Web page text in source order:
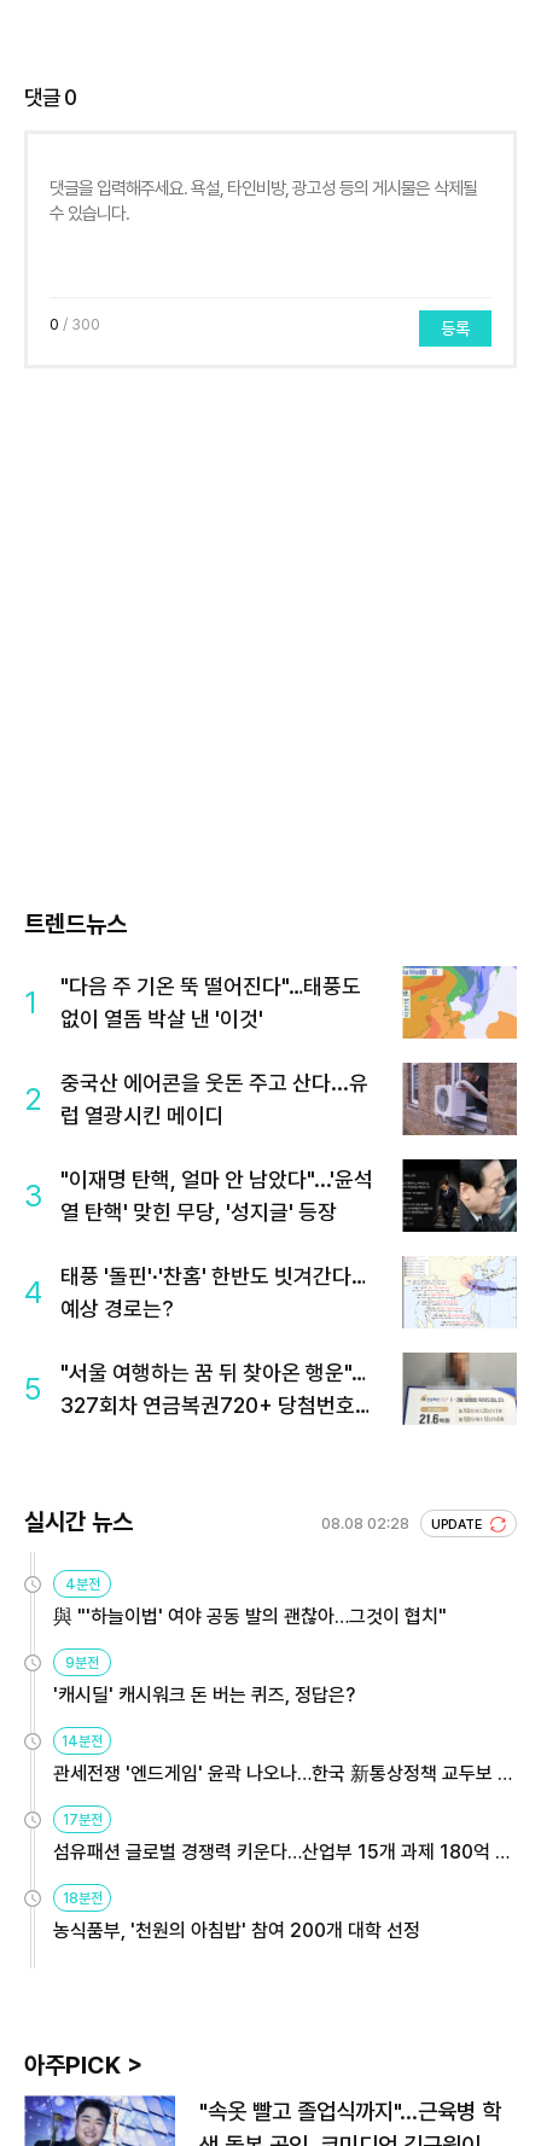
댓글0
0 / 300 등록
트렌드뉴스
1
"다음 주 기온 뚝 떨어진다"…태풍도
없이 열돔 박살 낸 '이것'
2
중국산 에어콘을 웃돈 주고 산다...유
럽 열광시킨 메이디
3
"이재명 탄핵, 얼마 안 남았다"...'윤석
열 탄핵' 맞힌 무당, '성지글' 등장
4
태풍 '돌핀'·'찬홈' 한반도 빗겨간다…
예상 경로는?
5
"서울 여행하는 꿈 뒤 찾아온 행운"…
327회차 연금복권720+ 당첨번호조
실시간 뉴스 08.08 02:28 UPDATE
4분전
與 "'하늘이법' 여야 공동 발의 괜찮아…그것이 협치"
9분전
'캐시딜' 캐시워크 돈 버는 퀴즈, 정답은?
14분전
관세전쟁 '엔드게임' 윤곽 나오나…한국 新통상정책 교두보 활
용해야
17분전
섬유패션 글로벌 경쟁력 키운다…산업부 15개 과제 180억 지
원
18분전
농식품부, '천원의 아침밥' 참여 200개 대학 선정
아주PICK >
"속옷 빨고 졸업식까지"…근육병 학